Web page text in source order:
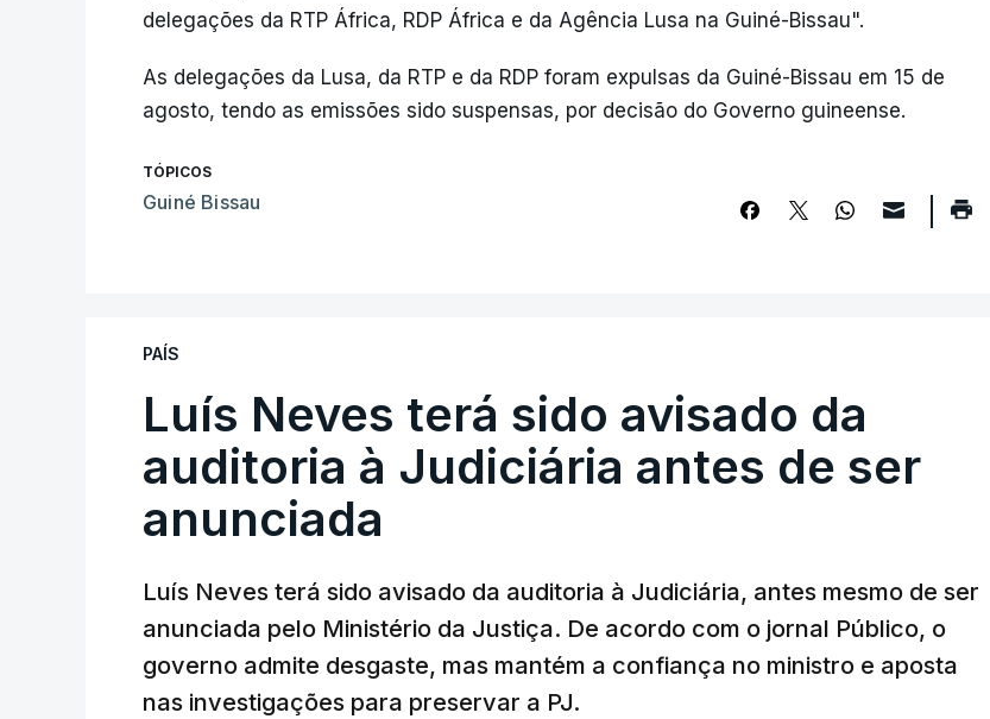
delegações da RTP África, RDP África e da Agência Lusa na Guiné-Bissau".
As delegações da Lusa, da RTP e da RDP foram expulsas da Guiné-Bissau em 15 de
agosto, tendo as emissões sido suspensas, por decisão do Governo guineense.
TÓPICOS
Guiné Bissau
PAÍS
Luís Neves terá sido avisado da
auditoria à Judiciária antes de ser
anunciada
Luís Neves terá sido avisado da auditoria à Judiciária, antes mesmo de ser
anunciada pelo Ministério da Justiça. De acordo com o jornal Público, o
governo admite desgaste, mas mantém a confiança no ministro e aposta
nas investigações para preservar a PJ.